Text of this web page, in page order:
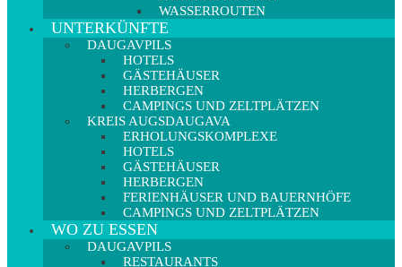
WASSERROUTEN
UNTERKÜNFTE
DAUGAVPILS
HOTELS
GÄSTEHÄUSER
HERBERGEN
CAMPINGS UND ZELTPLÄTZEN
KREIS AUGSDAUGAVA
ERHOLUNGSKOMPLEXE
HOTELS
GÄSTEHÄUSER
HERBERGEN
FERIENHÄUSER UND BAUERNHÖFE
CAMPINGS UND ZELTPLÄTZEN
WO ZU ESSEN
DAUGAVPILS
RESTAURANTS